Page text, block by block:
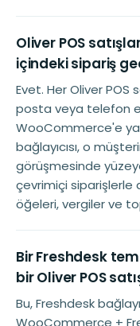
Oliver POS
içindeki sipariş
Evet. Her Oliver POS
posta veya telefon
WooCommerce'e
bağlayıcısı, o
görüşmesinde
çevrimiçi siparişlerle
öğeleri, vergiler ve
Bir Freshdesk
bir Oliver POS
Bu, Freshdesk
WooCommerce +